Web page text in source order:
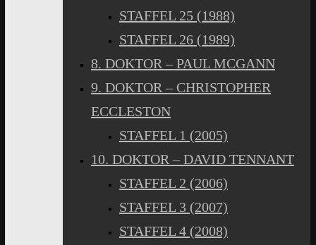
STAFFEL 25 (1988)
STAFFEL 26 (1989)
8. DOKTOR – PAUL MCGANN
9. DOKTOR – CHRISTOPHER
ECCLESTON
STAFFEL 1 (2005)
10. DOKTOR – DAVID TENNANT
STAFFEL 2 (2006)
STAFFEL 3 (2007)
STAFFEL 4 (2008)